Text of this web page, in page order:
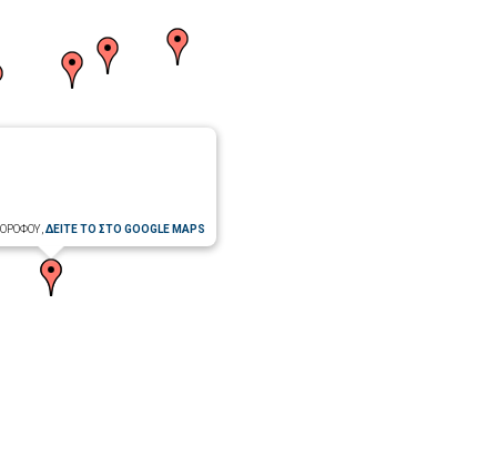
ΔΕΙΤΕ ΤΟ ΣΤΟ GOOGLE MAPS